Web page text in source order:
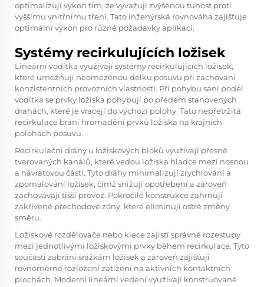
optimalizují výkon tím, že vyvažují zvýšenou tuhost proti
vyššímu vnitřnímu tření. Tato inženýrská rovnováha zajišťuje
optimální výkon pro různé požadavky aplikací.
Systémy recirkulujících ložisek
Lineární vodítka využívají systémy recirkulujících ložisek,
které umožňují neomezenou délku posuvu při zachování
konzistentních provozních vlastností. Při pohybu saní podél
vodítka se prvky ložiska pohybují po předem stanovených
drahách, které je vracejí do výchozí polohy. Tato nepřetržitá
recirkulace brání hromadění prvků ložiska na krajních
polohách posuvu.
Recirkulační dráhy u ložiskových bloků využívají přesně
tvarovaných kanálů, které vedou ložiska hladce mezi nosnou
a návratovou částí. Tyto dráhy minimalizují zrychlování a
zpomalování ložisek, čímž snižují opotřebení a zároveň
zachovávají tišší provoz. Pokročilé konstrukce zahrnují
zakřivené přechodové zóny, které eliminují ostré změny
směru.
Ložiskové rozdělovače nebo klece zajistí správné rozestupy
mezi jednotlivými ložiskovými prvky během recirkulace. Tyto
součásti zabrání srážkám ložisek a zároveň zajišťují
rovnoměrné rozložení zatížení na aktivních kontaktních
plochách. Moderní lineární vedení využívají konstruované